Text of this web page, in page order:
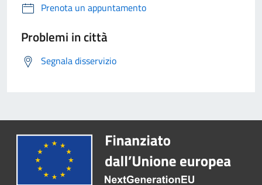
Prenota un appuntamento
Problemi in città
Segnala disservizio